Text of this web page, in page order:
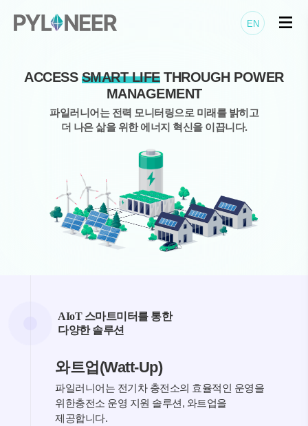
EN
ACCESS SMART LIFETHROUGH POWER
MANAGEMENT
파일러니어는 전력 모니터링으로 미래를 밝히고
더 나은 삶을 위한 에너지 혁신을 이끕니다.
AIoT 스마트미터를 통한
다양한 솔루션
와트업(Watt-Up)
파일러니어는 전기차 충전소의 효율적인 운영을
위한충전소 운영 지원 솔루션, 와트업을
제공합니다.